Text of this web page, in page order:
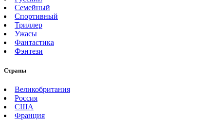
Семейный
Спортивный
Триллер
Ужасы
Фантастика
Фэнтези
Страны
Великобритания
Россия
США
Франция